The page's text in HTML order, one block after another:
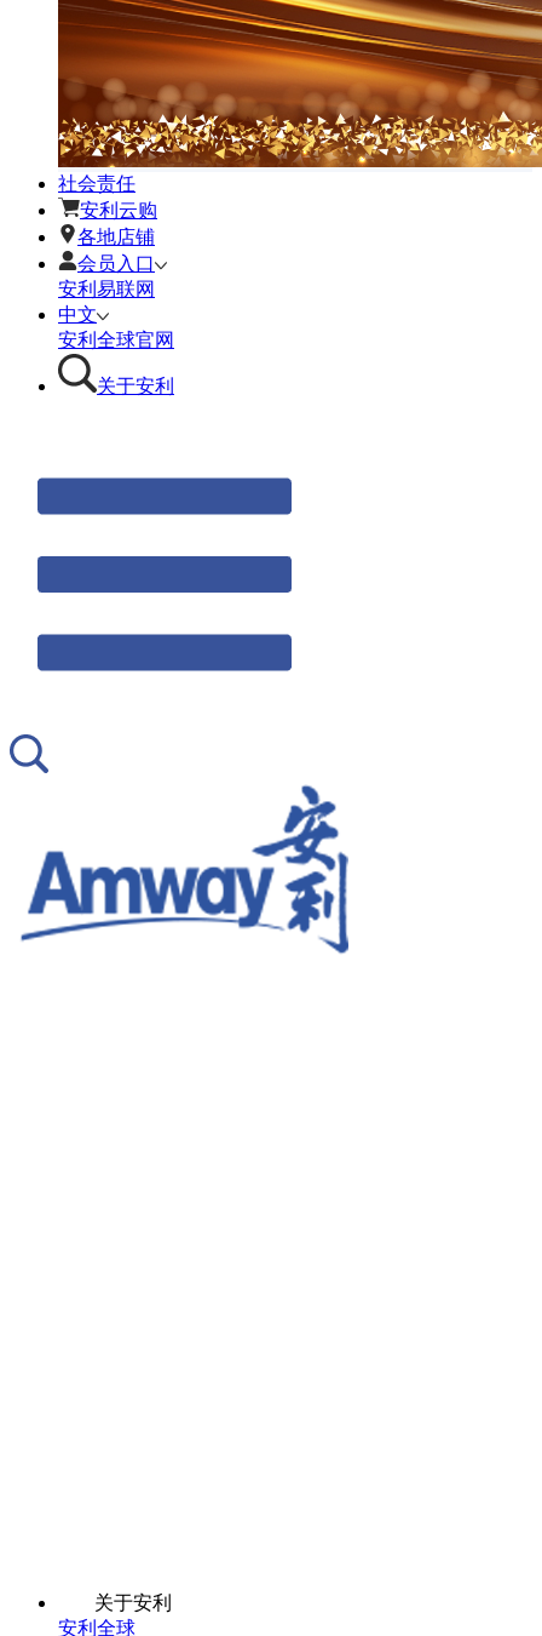
社会责任
安利云购
各地店铺
会员入口
安利易联网
中文
安利全球官网
关于安利
关于安利
安利全球